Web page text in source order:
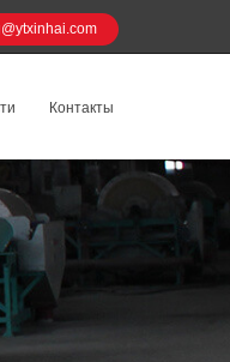
Контакты